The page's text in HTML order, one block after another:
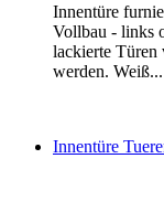
Innentüre
Vollbau - links
lackierte Türen
werden. Weiß...
Innentüre